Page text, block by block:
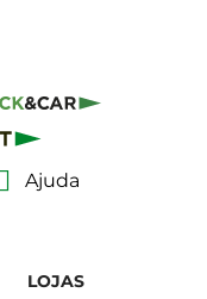
Ajuda
LOJAS